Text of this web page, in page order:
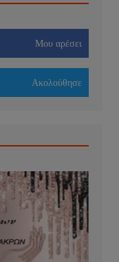
Μου αρέσει
Ακολούθησε